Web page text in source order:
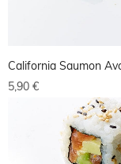
California Saumon
5,90 €